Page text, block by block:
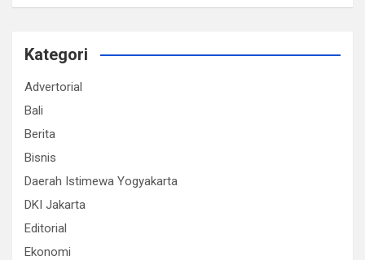
Kategori
Advertorial
Bali
Berita
Bisnis
Daerah Istimewa Yogyakarta
DKI Jakarta
Editorial
Ekonomi